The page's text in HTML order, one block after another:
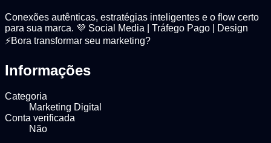
Conexões autênticas, estratégias inteligentes e o flow certo
para sua marca. 💜 Social Media | Tráfego Pago | Design
⚡️Bora transformar seu marketing?
Informações
Categoria
Marketing Digital
Conta verificada
Não